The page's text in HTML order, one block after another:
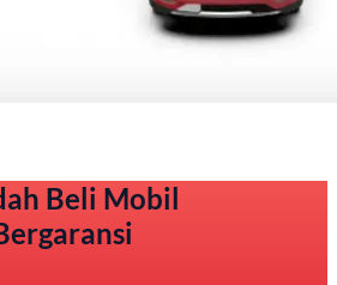
Beli Mobil